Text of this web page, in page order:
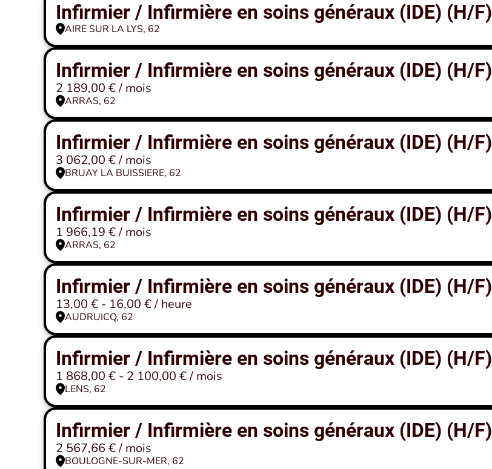
Infirmier / Infirmière en soins généraux (IDE) (H/F)
AIRE SUR LA LYS, 62
Infirmier / Infirmière en soins généraux (IDE) (H/F)
2 189,00 € / mois
ARRAS, 62
Infirmier / Infirmière en soins généraux (IDE) (H/F)
3 062,00 € / mois
BRUAY LA BUISSIERE, 62
Infirmier / Infirmière en soins généraux (IDE) (H/F)
1 966,19 € / mois
ARRAS, 62
Infirmier / Infirmière en soins généraux (IDE) (H/F)
13,00 € - 16,00 € / heure
AUDRUICQ, 62
Infirmier / Infirmière en soins généraux (IDE) (H/F)
1 868,00 € - 2 100,00 € / mois
LENS, 62
Infirmier / Infirmière en soins généraux (IDE) (H/F)
2 567,66 € / mois
BOULOGNE-SUR-MER, 62